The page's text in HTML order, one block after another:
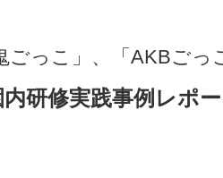
っこ」、「AKBごっ
研修実践事例レポ